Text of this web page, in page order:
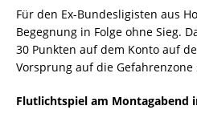
Für den Ex-Bundesligisten aus
Begegnung in Folge ohne Sieg.
30 Punkten auf dem Konto auf
Vorsprung auf die
Flutlichtspiel am Montagabend